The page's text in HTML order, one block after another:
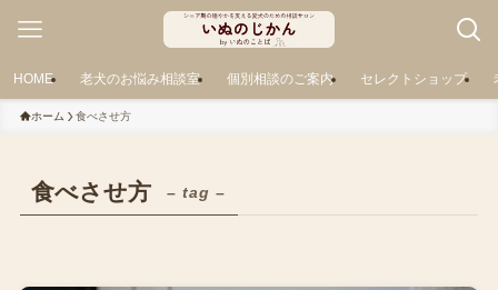
HOME 老犬のお悩み相談室 個別相談のご案内 セレクトショップ
ホーム 食べさせ方
食べさせ方 – tag –